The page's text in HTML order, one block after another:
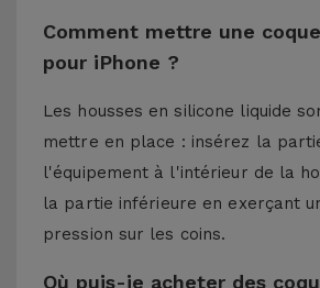
Comment mettre une
pour iPhone ?
Les housses en silicone liquide
mettre en place : insérez la
l'équipement à l'intérieur de la
la partie inférieure en exerçant
pression sur les coins.
Où puis-je acheter des